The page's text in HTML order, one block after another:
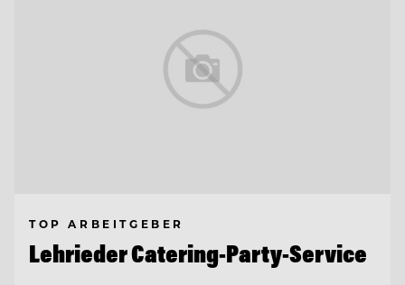
TOP ARBEITGEBER
Lehrieder Catering-Party-Service